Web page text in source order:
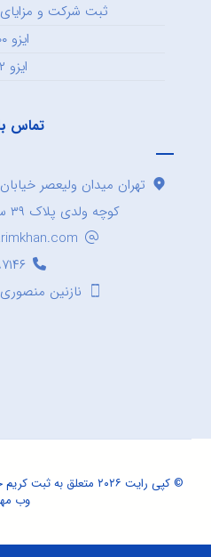
ثبت شرکت و مزایای
ایزو ۲۲۰۰۰
ایزو ۱۰۰۰۲
تماس
تهران میدان ولیعصر
کوچه ولدی پلاک ۳۹ ساختمان کریم خان
نازنین منصوری
© کپی رایت ۲۰۲۶ متعلق به ثبت کریم خان می باشد.
وب